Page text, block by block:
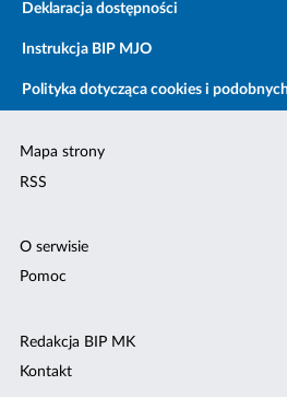
Deklaracja dostępności
Instrukcja BIP MJO
Polityka dotycząca cookies i
Mapa strony
RSS
O serwisie
Pomoc
Redakcja BIP MK
Kontakt